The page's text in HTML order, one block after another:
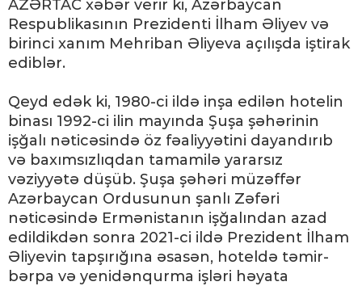
AZƏRTAC xəbər verir ki, Azərbaycan
Respublikasının Prezidenti İlham Əliyev və
birinci xanım Mehriban Əliyeva açılışda iştirak
ediblər.
Qeyd edək ki, 1980-ci ildə inşa edilən hotelin
binası 1992-ci ilin mayında Şuşa şəhərinin
işğalı nəticəsində öz fəaliyyətini dayandırıb
və baxımsızlıqdan tamamilə yararsız
vəziyyətə düşüb. Şuşa şəhəri müzəffər
Azərbaycan Ordusunun şanlı Zəfəri
nəticəsində Ermənistanın işğalından azad
edildikdən sonra 2021-ci ildə Prezident İlham
Əliyevin tapşırığına əsasən, hoteldə təmir-
bərpa və yenidənqurma işləri həyata